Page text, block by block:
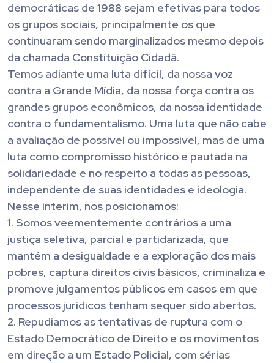
democráticas de 1988 sejam efetivas para todos
os grupos sociais, principalmente os que
continuaram sendo marginalizados mesmo depois
da chamada Constituição Cidadã.
Temos adiante uma luta difícil, da nossa voz
contra a Grande Mídia, da nossa força contra os
grandes grupos econômicos, da nossa identidade
contra o fundamentalismo. Uma luta que não cabe
a avaliação de possível ou impossível, mas de uma
luta como compromisso histórico e pautada na
solidariedade e no respeito a todas as pessoas,
independente de suas identidades e ideologia.
Nesse ínterim, nos posicionamos:
1. Somos veementemente contrários a uma
justiça seletiva, parcial e partidarizada, que
mantém a desigualdade e a exploração dos mais
pobres, captura direitos civis básicos, criminaliza e
promove julgamentos públicos em casos em que
processos jurídicos tenham sequer sido abertos.
2. Repudiamos as tentativas de ruptura com o
Estado Democrático de Direito e os movimentos
em direção a um Estado Policial, com sérias